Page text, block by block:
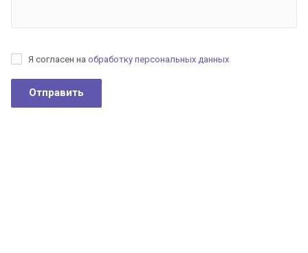
Я согласен на обработку персональных данных